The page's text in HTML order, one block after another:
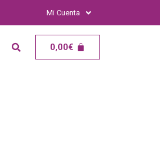
Mi Cuenta
0,00€